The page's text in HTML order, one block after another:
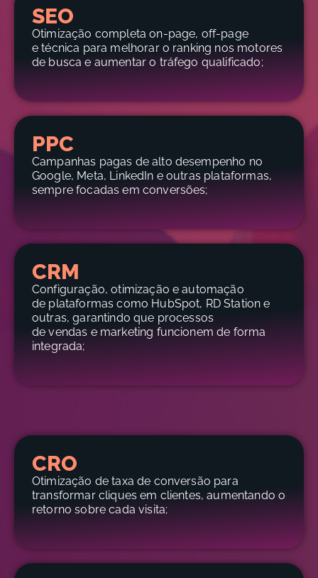
SEO
Otimização completa on-page, off-page
e técnica para melhorar o ranking nos motores
de busca e aumentar o tráfego qualificado;
PPC
Campanhas pagas de alto desempenho no
Google, Meta, LinkedIn e outras plataformas,
sempre focadas em conversões;
CRM
Configuração, otimização e automação
de plataformas como HubSpot, RD Station e
outras, garantindo que processos
de vendas e marketing funcionem de forma
integrada;
CRO
Otimização de taxa de conversão para
transformar cliques em clientes, aumentando o
retorno sobre cada visita;